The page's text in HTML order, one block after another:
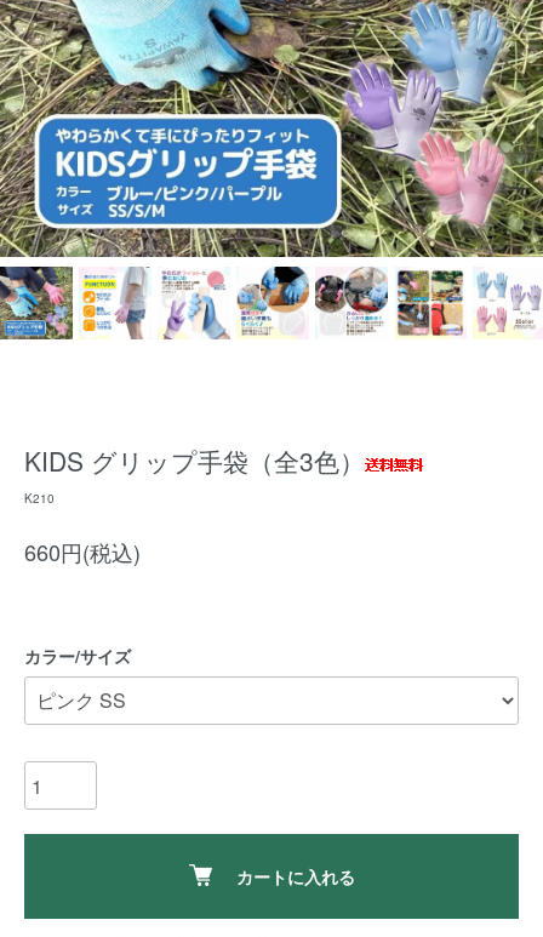
KIDS グリップ手袋（全3色）
K210
660円(税込)
カラー/サイズ
カートに入れる